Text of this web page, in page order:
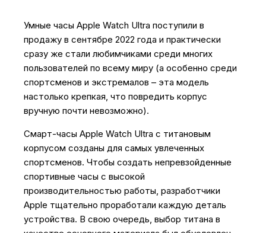
Умные часы Apple Watch Ultra поступили в
продажу в сентябре 2022 года и практически
сразу же стали любимчиками среди многих
пользователей по всему миру (а особенно среди
спортсменов и экстремалов – эта модель
настолько крепкая, что повредить корпус
вручную почти невозможно).
Смарт-часы Apple Watch Ultra с титановым
корпусом созданы для самых увлеченных
спортсменов. Чтобы создать непревзойденные
спортивные часы с высокой
производительностью работы, разработчики
Apple тщательно проработали каждую деталь
устройства. В свою очередь, выбор титана в